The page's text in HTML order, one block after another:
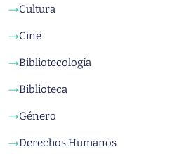
→Cultura
→Cine
→Bibliotecología
→Biblioteca
→Género
→Derechos Humanos